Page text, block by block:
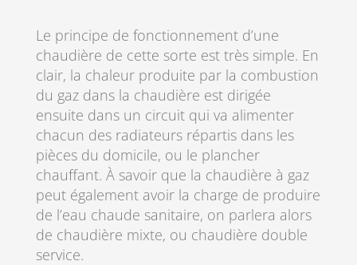
Le principe de fonctionnement d’une
chaudière de cette sorte est très simple. En
clair, la chaleur produite par la combustion
du gaz dans la chaudière est dirigée
ensuite dans un circuit qui va alimenter
chacun des radiateurs répartis dans les
pièces du domicile, ou le plancher
chauffant. À savoir que la chaudière à gaz
peut également avoir la charge de produire
de l’eau chaude sanitaire, on parlera alors
de chaudière mixte, ou chaudière double
service.